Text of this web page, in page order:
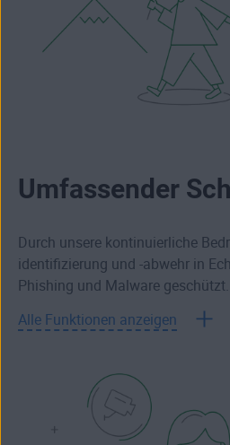
Umfassender
Durch unsere kontinuierliche
identifizierung und -abwehr in
Phishing und Malware geschützt.
Alle Funktionen anzeigen